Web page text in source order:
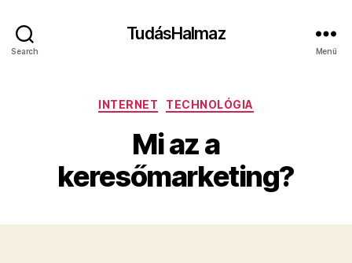
Search
TudásHalmaz
Menü
Kategóriák
INTERNET TECHNOLÓGIA
Mi az a
keresőmarketing?